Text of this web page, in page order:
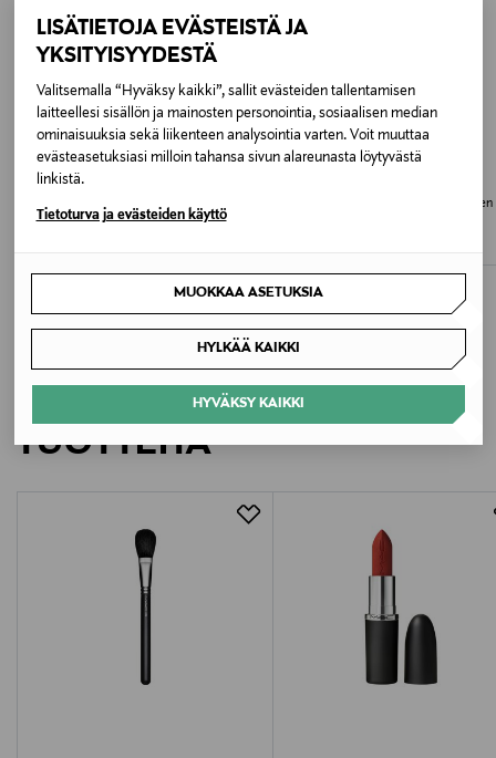
LISÄTIETOJA EVÄSTEISTÄ JA
YKSITYISYYDESTÄ
Valitsemalla “Hyväksy kaikki”, sallit evästeiden tallentamisen
laitteellesi sisällön ja mainosten personointia, sosiaalisen median
ominaisuuksia sekä liikenteen analysointia varten. Voit muuttaa
evästeasetuksiasi milloin tahansa sivun alareunasta löytyvästä
linkistä.
Tietoturva ja evästeiden käyttö
MUOKKAA ASETUKSIA
HYLKÄÄ KAIKKI
HYVÄKSY KAIKKI
2 ml
Valmistusmaa
Saksa
Valmistajan tuotenumero
SAS1010000
Estee Lauder Finland Oy
Hämeentie 15, 00500, Helsinki, Finland
Digitaalinen osoite
silmänrajaus, nestemäinen silmänrajaus, meikki, MAC
L'ORÉAL PARIS
nestemäinen silmänrajausväri
Epic Ink Liner Eyeliner -nestemäinen
LISÄÄ KIINNOSTAVIA
TUOTTEITA